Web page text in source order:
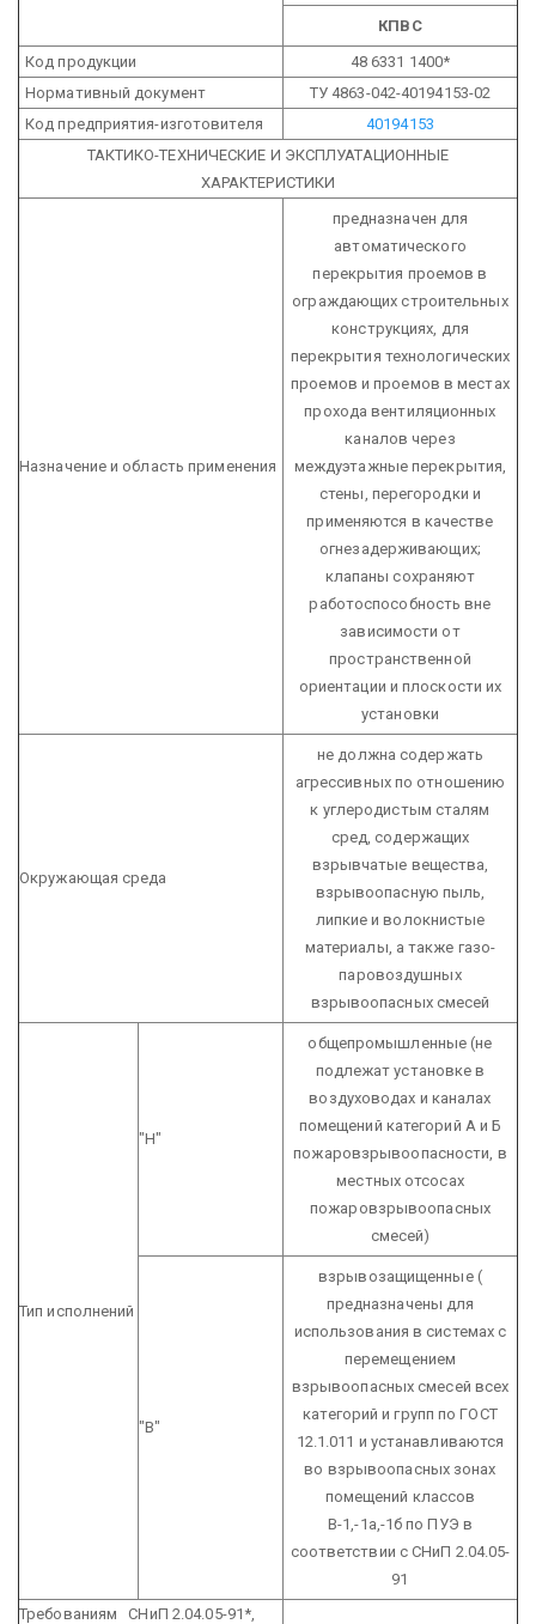
КПВС
Код продукции
48 6331 1400*
Нормативный документ
ТУ 4863-042-40194153-02
Код предприятия-изготовителя
40194153
ТАКТИКО-ТЕХНИЧЕСКИЕ И ЭКСПЛУАТАЦИОННЫЕ
ХАРАКТЕРИСТИКИ
Назначение и область применения
предназначен для
автоматического
перекрытия проемов в
ограждающих строительных
конструкциях, для
перекрытия технологических
проемов и проемов в местах
прохода вентиляционных
каналов через
междуэтажные перекрытия,
стены, перегородки и
применяются в качестве
огнезадерживающих;
клапаны сохраняют
работоспособность вне
зависимости от
пространственной
ориентации и плоскости их
установки
Окружающая среда
не должна содержать
агрессивных по отношению
к углеродистым сталям
сред, содержащих
взрывчатые вещества,
взрывоопасную пыль,
липкие и волокнистые
материалы, а также газо-
паровоздушных
взрывоопасных смесей
Тип исполнений
"Н"
общепромышленные(не
подлежат установке в
воздуховодах и каналах
помещений категорий А и Б
пожаровзрывоопасности, в
местных отсосах
пожаровзрывоопасных
смесей)
"В"
взрывозащищенные(
предназначены для
использования в системах с
перемещением
взрывоопасных смесей всех
категорий и групп по ГОСТ
12.1.011 и устанавливаются
во взрывоопасных зонах
помещений классов
В-1,-1а,-1б по ПУЭ в
соответствии с СНиП 2.04.05-
91
Требованиям СНиП 2.04.05-91*,